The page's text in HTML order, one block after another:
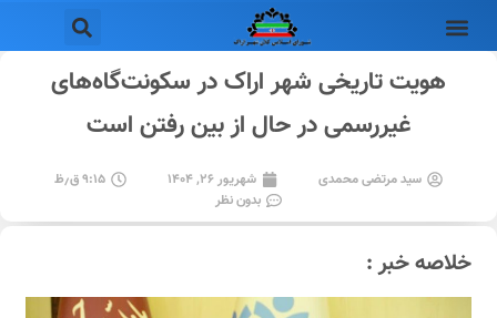
هویت تاریخی شهر اراک در سکونت‌گاه‌های
غیررسمی در حال از بین رفتن است
سید مرتضی محمدی شهریور ۲۶, ۱۴۰۴
۹:۱۵ ق٫ظ
بدون نظر
خلاصه خبر :